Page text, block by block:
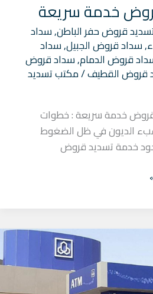
خدمة سريعة
قروض حفر الباطن,سداد
,سداد قروض الجبيل,سداد
قروض الدمام,سداد قروض
قروض القطيف/مكتب تسديد
خدمة سريعة : خطوات
عبء الديون في ظل الضغوط
خدمة تسديد قروض